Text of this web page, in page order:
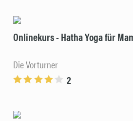
Onlinekurs - Hatha Yoga für
Die Vorturner
2